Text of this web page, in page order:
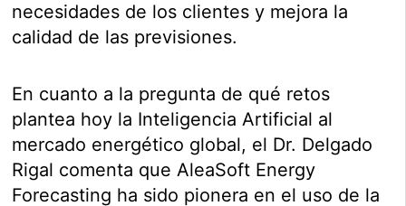
necesidades de los clientes y mejora la
calidad de las previsiones.
En cuanto a la pregunta de qué retos
plantea hoy la Inteligencia Artificial al
mercado energético global, el Dr. Delgado
Rigal comenta que AleaSoft Energy
Forecasting ha sido pionera en el uso de la